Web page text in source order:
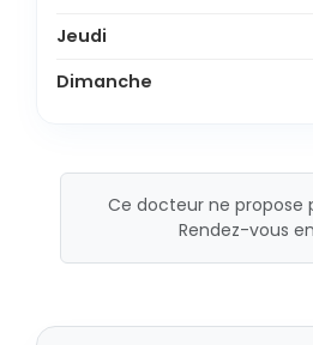
Jeudi
Dimanche
Ce docteur ne propose
Rendez-vous